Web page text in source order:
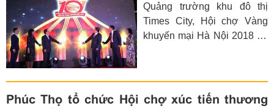
Quảng trường khu đô thị
Times City, Hội chợ Vàng
khuyến mại Hà Nội 2018 đã
khai mạc của các đồng chí:
Vũ Hồng Khanh- Uỷ viên
Phúc Thọ tổ chức Hội chợ xúc tiến thương